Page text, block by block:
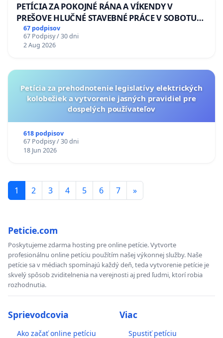
PETÍCIA ZA POKOJNÉ RÁNA A VÍKENDY V
PREŠOVE HLUČNÉ STAVEBNÉ PRÁCE V SOBOTU
LEN OD 9.00 DO 13.00 HOD., CEZ PRACOVNÝ
TÝŽDEŇ CIEĽ 8.00 – 18.00 HOD. A PRAVIDELNÁ
KONTROLA STAVBY C-AREA NA
67 podpisov
67 Podpisy / 30 dni
2 Aug 2026
Petícia za prehodnotenie legislatívy elektrických
kolobežiek a vytvorenie jasných pravidiel pre
dospelých používateľov
618 podpisov
67 Podpisy / 30 dni
18 Jun 2026
1 2 3 4 5 6 7 »
Peticie.com
Poskytujeme zdarma hosting pre online petície. Vytvorte
profesionálnu online petíciu použítím našej výkonnej služby. Naše
petície sa v médiach spomínajú každý deň, teda vytvorenie petície je
skvelý spôsob zviditelnenia na verejnosti aj pred ľudmi, ktorí robia
rozhodnutia.
Sprievodcovia
Ako začať online petíciu
Viac
Spustiť petíciu